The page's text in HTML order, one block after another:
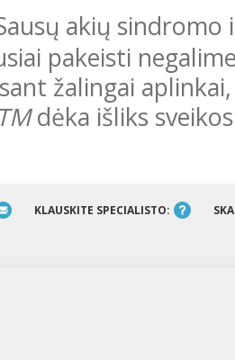
akių
pakeisti
žalingai
dėka išliks
KLAUSKITE SPECIALISTO: